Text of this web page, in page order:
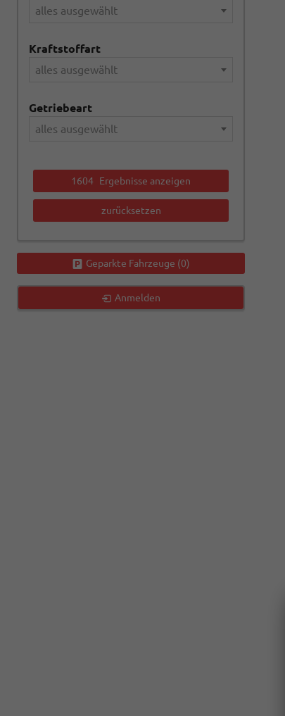
alles ausgewählt
Kraftstoffart
alles ausgewählt
Getriebeart
alles ausgewählt
1604 Ergebnisse anzeigen
zurücksetzen
Geparkte Fahrzeuge (0)
Anmelden